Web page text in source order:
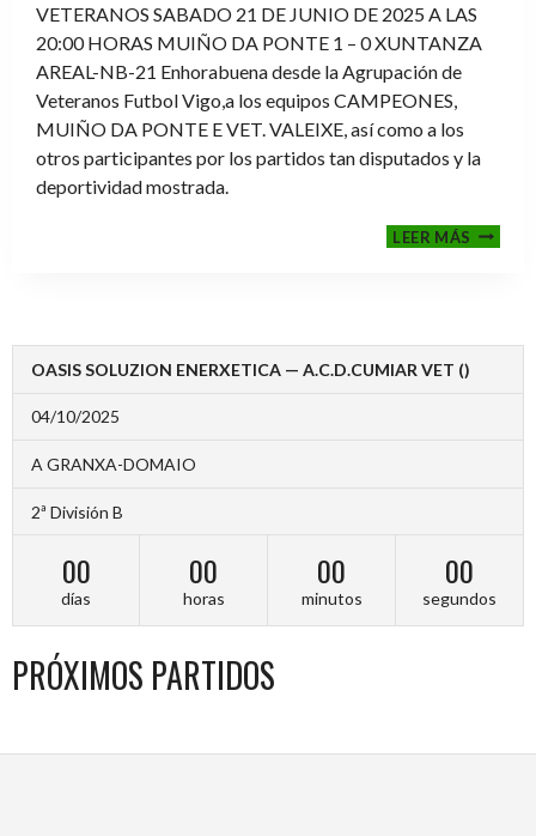
VETERANOS SABADO 21 DE JUNIO DE 2025 A LAS
20:00 HORAS MUIÑO DA PONTE 1 – 0 XUNTANZA
AREAL-NB-21 Enhorabuena desde la Agrupación de
Veteranos Futbol Vigo,a los equipos CAMPEONES,
MUIÑO DA PONTE E VET. VALEIXE, así como a los
otros participantes por los partidos tan disputados y la
deportividad mostrada.
LEER MÁS
2024-
OASIS SOLUZION ENERXETICA — A.C.D.CUMIAR VET ()
04/10/2025
A GRANXA-DOMAIO
2ª División B
00
días
00
horas
00
minutos
00
segundos
PRÓXIMOS PARTIDOS